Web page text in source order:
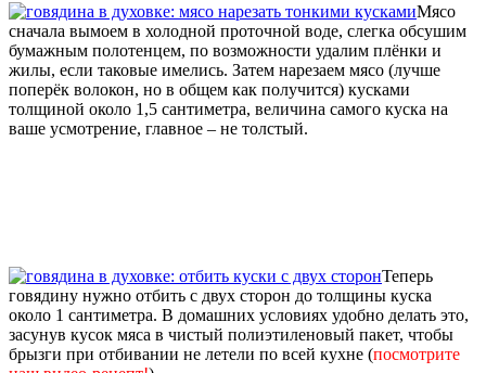
Мясо
сначала вымоем в холодной проточной воде, слегка обсушим
бумажным полотенцем, по возможности удалим плёнки и
жилы, если таковые имелись. Затем нарезаем мясо (лучше
поперёк волокон, но в общем как получится) кусками
толщиной около 1,5 сантиметра, величина самого куска на
ваше усмотрение, главное – не толстый.
Теперь
говядину нужно отбить с двух сторон до толщины куска
около 1 сантиметра. В домашних условиях удобно делать это,
засунув кусок мяса в чистый полиэтиленовый пакет, чтобы
брызги при отбивании не летели по всей кухне (посмотрите